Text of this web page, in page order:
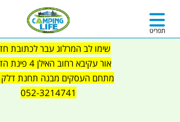
שימו לב המרלוג עבר לכתובת
אור עקיבא רחוב האילן 4 פינת הדס 8
מתחם העסקים מבנה תחנת דלק TEN
052-3214741
תפריט